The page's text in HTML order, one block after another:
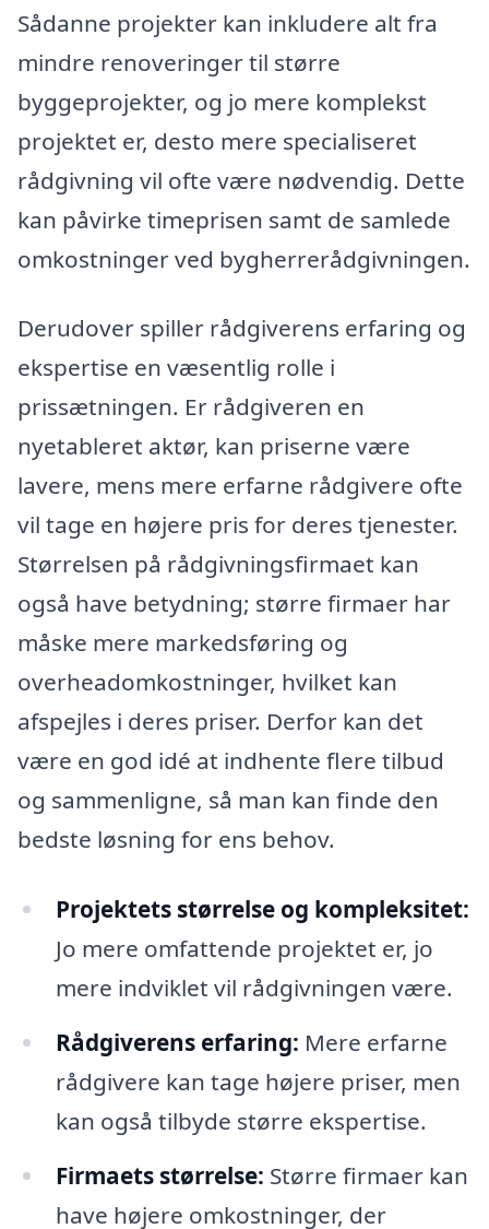
Sådanne projekter kan inkludere alt fra
mindre renoveringer til større
byggeprojekter, og jo mere komplekst
projektet er, desto mere specialiseret
rådgivning vil ofte være nødvendig. Dette
kan påvirke timeprisen samt de samlede
omkostninger ved bygherrerådgivningen.
Derudover spiller rådgiverens erfaring og
ekspertise en væsentlig rolle i
prissætningen. Er rådgiveren en
nyetableret aktør, kan priserne være
lavere, mens mere erfarne rådgivere ofte
vil tage en højere pris for deres tjenester.
Størrelsen på rådgivningsfirmaet kan
også have betydning; større firmaer har
måske mere markedsføring og
overheadomkostninger, hvilket kan
afspejles i deres priser. Derfor kan det
være en god idé at indhente flere tilbud
og sammenligne, så man kan finde den
bedste løsning for ens behov.
Projektets størrelse og kompleksitet:
Jo mere omfattende projektet er, jo
mere indviklet vil rådgivningen være.
Rådgiverens erfaring: Mere erfarne
rådgivere kan tage højere priser, men
kan også tilbyde større ekspertise.
Firmaets størrelse: Større firmaer kan
have højere omkostninger, der